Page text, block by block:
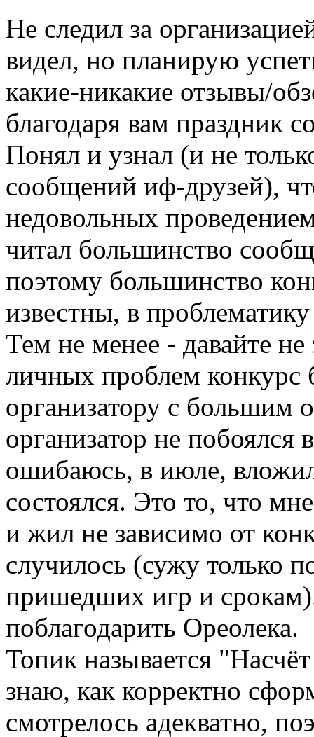
Не следил за
видел, но планирую
какие-никакие отзывы/
благодаря вам праздник
Понял и узнал (и не
сообщений иф-друзей),
недовольных
читал большинство
поэтому большинство
известны, в
Тем не менее - давайте
личных проблем конкурс
организатору с большим
организатор не побоялся
ошибаюсь, в июле,
состоялся. Это то, что
и жил не зависимо от
случилось (сужу только
пришедших игр и
поблагодарить Ореолека.
Топик называется
знаю, как корректно
смотрелось адекватно,